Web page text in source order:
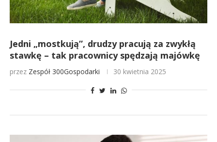
Jedni „mostkują”, drudzy pracują za zwykłą
stawkę – tak pracownicy spędzają majówkę
przez Zespół 300Gospodarki 30 kwietnia 2025